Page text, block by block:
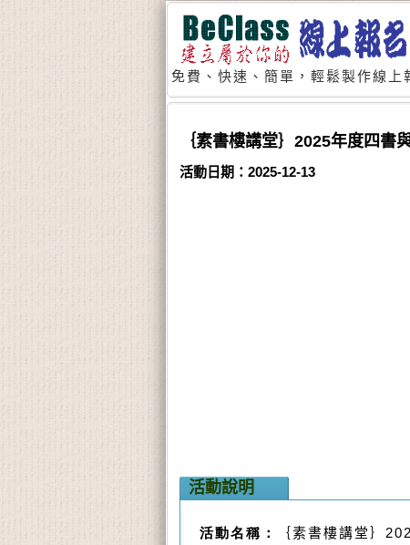
免費、快速、簡單，輕鬆製作線上
｛素書樓講堂｝2025年度四書
活動日期：2025-12-13
活動說明
活動名稱： ｛素書樓講堂｝